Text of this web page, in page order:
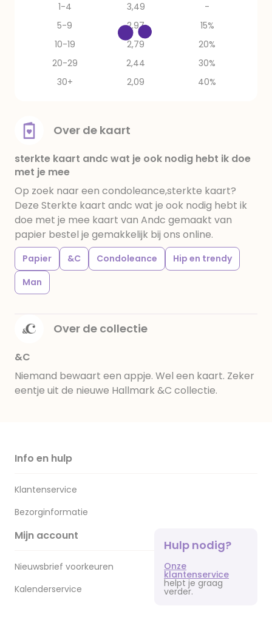
1-4
3,49
-
5-9
2,97
15%
10-19
2,79
20%
20-29
2,44
30%
30+
2,09 40%
Over de kaart
sterkte kaart andc wat je ook nodig hebt ik doe
met je mee
Op zoek naar een condoleance,sterkte kaart?
Deze Sterkte kaart andc wat je ook nodig hebt ik
doe met je mee kaart van Andc gemaakt van
papier bestel je gemakkelijk bij ons online.
Papier &C Condoleance
Hip en trendy
Man
Over de collectie
&C
Niemand bewaart een appje. Wel een kaart. Zeker
eentje uit de nieuwe Hallmark &C collectie.
Info en hulp
Klantenservice
Bezorginformatie
Mijn account
Nieuwsbrief voorkeuren
Kalenderservice
Hulp nodig?
Onze
klantenservice
helpt je graag
verder.